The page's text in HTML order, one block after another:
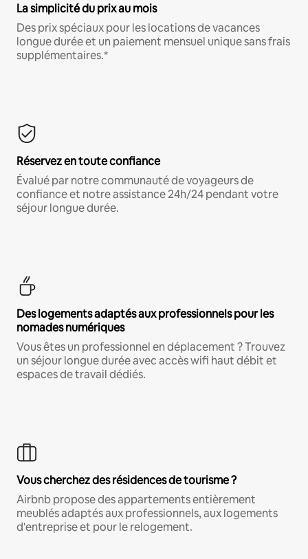
La simplicité du prix au mois
Des prix spéciaux pour les locations de vacances
longue durée et un paiement mensuel unique sans frais
supplémentaires.*
Réservez en toute confiance
Évalué par notre communauté de voyageurs de
confiance et notre assistance 24h/24 pendant votre
séjour longue durée.
Des logements adaptés aux professionnels pour les
nomades numériques
Vous êtes un professionnel en déplacement ? Trouvez
un séjour longue durée avec accès wifi haut débit et
espaces de travail dédiés.
Vous cherchez des résidences de tourisme ?
Airbnb propose des appartements entièrement
meublés adaptés aux professionnels, aux logements
d'entreprise et pour le relogement.